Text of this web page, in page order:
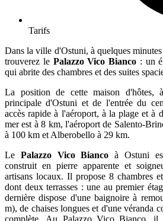
Tarifs
Dans la ville d'Ostuni, à quelques
trouverez lePalazzo Vico Bianco : un
qui abrite des chambres et des suites
La position de cette maison d'hôtes,
principale d'Ostuni et de l'entrée du
accès rapide à l'aéroport, à la plage et à
mer est à 8 km, l'aéroport de Salento-
à 100 km et Alberobello à 29 km.
Le Palazzo Vico Bianco à Ostuni
construit en pierre apparente et
artisans locaux. Il propose 8 chambres
dont deux terrasses : une au premier
dernière dispose d'une baignoire à
m), de chaises longues et d'une véranda